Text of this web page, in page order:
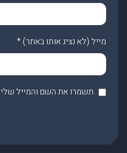
מייל (לא נציג אותו באתר)*
תשמרו את השם והמייל שלי